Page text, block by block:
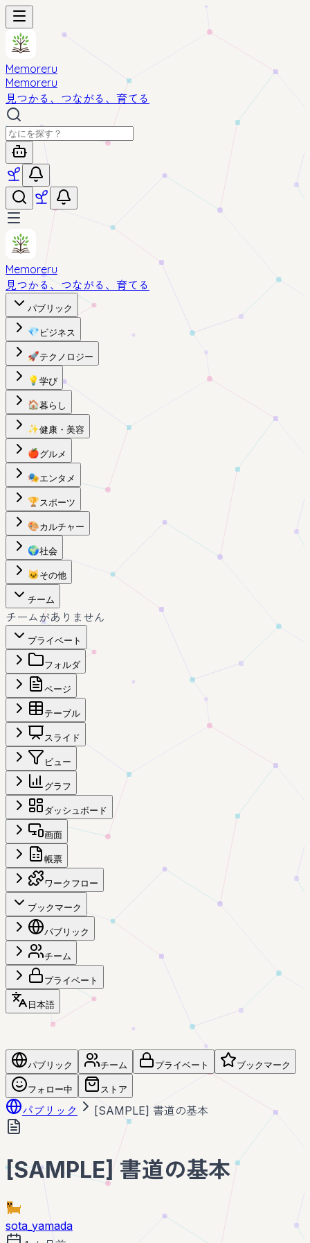
Memoreru
Memoreru
見つかる、つながる、育てる
Memoreru
見つかる、つながる、育てる
パブリック
💎 ビジネス
🚀テクノロジー
💡 学び
🏠暮らし
✨健康・美容
🍎グルメ
🎭エンタメ
🏆スポーツ
🎨カルチャー
🌍社会
🐱 その他
チーム
チームがありません
プライベート
フォルダ
ページ
テーブル
スライド
ビュー
グラフ
ダッシュボード
画面
帳票
ワークフロー
ブックマーク
パブリック
チーム
プライベート
日本語
パブリック チーム プライベート ブックマーク
フォロー中 ストア
パブリック [SAMPLE] 書道の基本
[SAMPLE] 書道の基本
sota_yamada